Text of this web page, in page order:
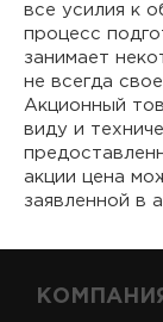
все усилия к
процесс
занимает
не всегда
Акционный
виду и
акции цена
заявленной в